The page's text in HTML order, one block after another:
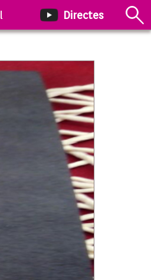
Directes